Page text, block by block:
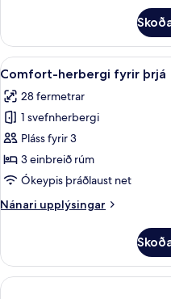
herbergi
fyrir
tvo
Skoða
allar
myndir
fyrir
Comfort-
herbergi
fyrir
17
Comfort-herbergi fyrir þrjá
28 fermetrar
1 svefnherbergi
Pláss fyrir 3
3 einbreið rúm
Ókeypis þráðlaust net
Nánari upplýsingar
Nánari
herbergi
fyrir
þrjá